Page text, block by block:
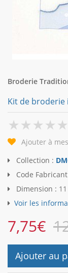
Broderie
Kit de broderie
Ajouter à
Collection :
Code
Dimension :
Voir les
7,75€
Ajouter au